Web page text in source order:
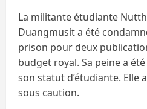
La militante étudiante
Duangmusit a été
prison pour deux
budget royal. Sa peine a
son statut d’étudiante. Elle
sous caution.